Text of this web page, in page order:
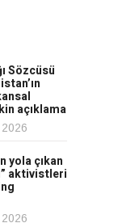
Sözcüsü
açıklama
yola çıkan
aktivistleri